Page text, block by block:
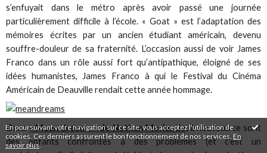
En poursuivant votre navigation sur ce site, vous acceptez l'utilisation de
cookies. Ces derniers assurent le bon fonctionnement de nos services. En
savoir plus.
s’enfuyait dans le métro après avoir passé une journée
particulièrement difficile à l’école. « Goat » est l’adaptation des
mémoires écrites par un ancien étudiant américain, devenu
souffre-douleur de sa fraternité. L’occasion aussi de voir James
Franco dans un rôle aussi fort qu’antipathique, éloigné de ses
idées humanistes, James Franco à qui le Festival du Cinéma
Américain de Deauville rendait cette année hommage.
Dans« Mean dreams » de Nathan Morlando,à nouveau ce sont
des enfants confrontés à des problèmes (et c’est un